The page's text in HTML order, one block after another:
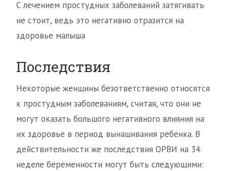
С лечением простудных заболеваний затягивать
не стоит, ведь это негативно отразится на
здоровье малыша
Последствия
Некоторые женщины безответственно относятся
к простудным заболеваниям, считая, что они не
могут оказать большого негативного влияния на
их здоровье в период вынашивания ребенка. В
действительности же последствия ОРВИ на 34
неделе беременности могут быть следующими: